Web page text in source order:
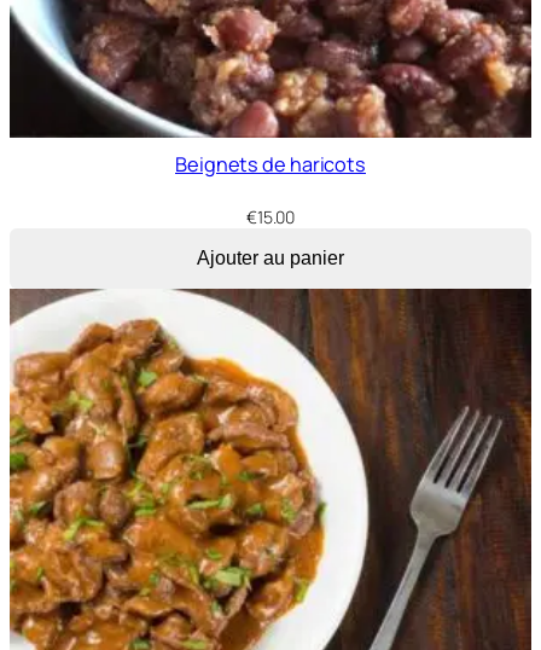
Beignets de haricots
€15.00
Ajouter au panier